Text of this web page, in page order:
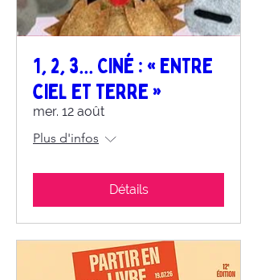
1, 2, 3... Ciné : « Entre
ciel et terre »
mer. 12 août
Plus d'infos
Détails